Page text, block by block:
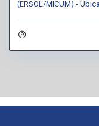
(ERSOL/MICUM).-